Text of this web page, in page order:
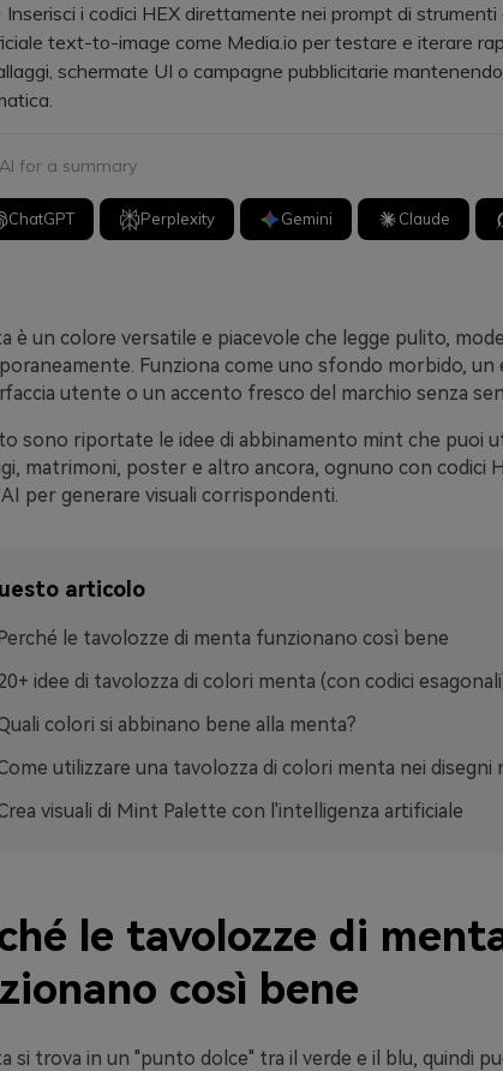
i codici HEX direttamente nei prompt di strumenti
text-to-image come Media.io per testare e iterare
schermate UI o campagne pubblicitarie
for a summary
ChatGPT Perplexity Gemini Claude
è un colore versatile e piacevole che legge pulito,
Funziona come uno sfondo morbido, un
utente o un accento fresco del marchio senza
sono riportate le idee di abbinamento mint che puoi
matrimoni, poster e altro ancora, ognuno con codici
per generare visuali corrispondenti.
articolo
le tavolozze di menta funzionano così bene
idee di tavolozza di colori menta (con codici
colori si abbinano bene alla menta?
utilizzare una tavolozza di colori menta nei disegni
visuali di Mint Palette con l'intelligenza artificiale
le tavolozze di
così bene
si trova in un "punto dolce" tra il verde e il blu, quindi